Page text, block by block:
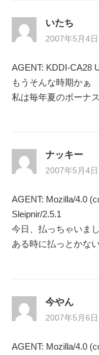
ゲ
ー
シ
ョ
いたち
2007年5月4
AGENT: KDDI-CA28
もうそんな時期かぁ
私は毎年夏のボーナ
ナッキー
2007年5月4
AGENT: Mozilla/4.0
Sleipnir/2.5.1
今日、払っちゃいまし
ある時に払っとかな
今やん
2007年5月6
AGENT: Mozilla/4.0